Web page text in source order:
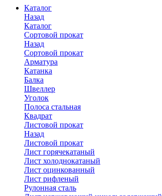
Каталог
Назад
Каталог
Сортовой прокат
Назад
Сортовой прокат
Арматура
Катанка
Балка
Швеллер
Уголок
Полоса стальная
Квадрат
Листовой прокат
Назад
Листовой прокат
Лист горячекатаный
Лист холоднокатаный
Лист оцинкованный
Лист рифленый
Рулонная сталь